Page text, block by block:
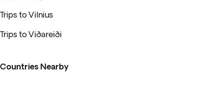
Trips to Vilnius
Trips to Viðareiði
Countries Nearby